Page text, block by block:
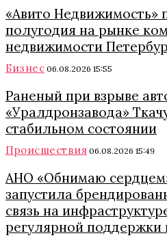
«Авито Недвижимость»
полугодия на рынке
недвижимости
Бизнес 06.08.2026 15:55
Раненый при взрыве
«Уралдронзавода»
стабильном состоянии
Происшествия 06.08.2026 15:49
АНО «Обнимаю
запустила
связь на
регулярной